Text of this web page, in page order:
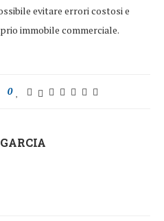
evitare errori costosi e
immobile commerciale.
0